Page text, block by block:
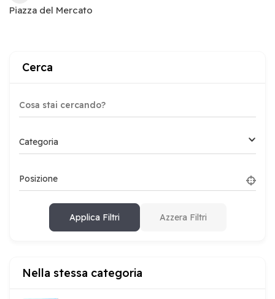
Piazza del Mercato
Cerca
Categoria
Posizione
Applica Filtri Azzera Filtri
Nella stessa categoria